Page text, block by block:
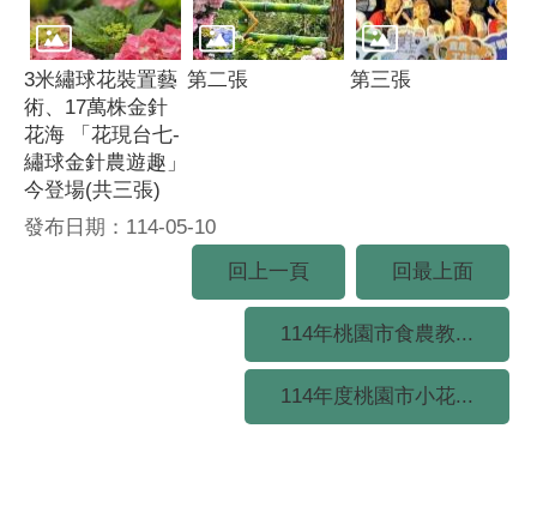
3米繡球花裝置藝
術、17萬株金針
花海 「花現台七-
繡球金針農遊趣」
今登場(共三張)
第二張 第三張
發布日期：114-05-10
回上一頁
回最上面
114年桃園市食農教...
114年度桃園市小花...